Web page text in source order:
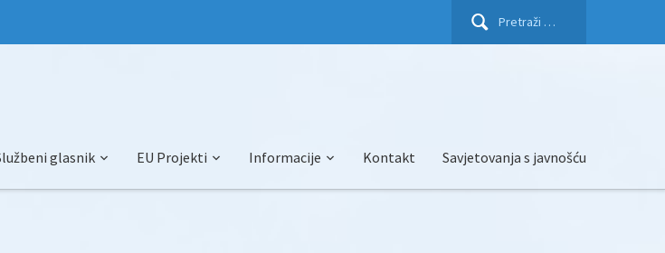
Pretraži:
glasnik EU Projekti Informacije Kontakt Savjetovanja s javnošću